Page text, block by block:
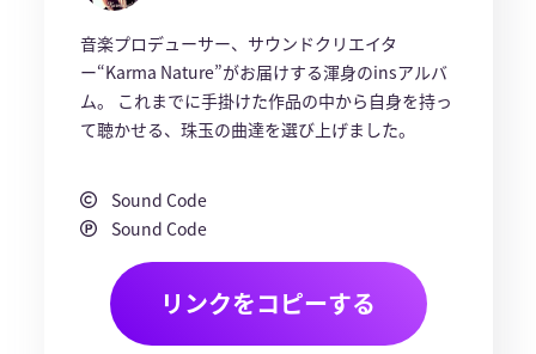
音楽プロデューサー、サウンドクリエイタ
ー“Karma Nature”がお届けする渾身のinsアルバ
ム。 これまでに手掛けた作品の中から自身を持っ
て聴かせる、珠玉の曲達を選び上げました。
Sound Code
Sound Code
リンクをコピーする